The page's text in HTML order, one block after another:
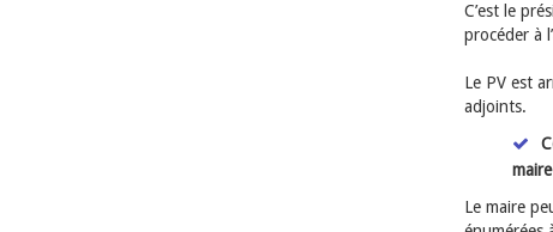
C’est le
procéder à
Le PV est
adjoints.
maire
Le maire